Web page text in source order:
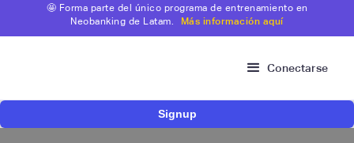
🤩 Forma parte del único programa de entrenamiento en
Neobanking de Latam.
Más información aquí
Conectarse
Signup